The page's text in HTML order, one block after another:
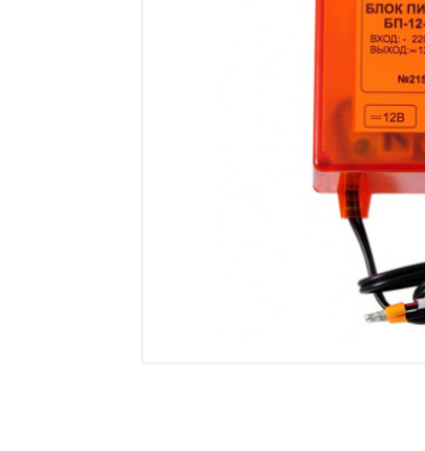
Сумматоры электроэнергии